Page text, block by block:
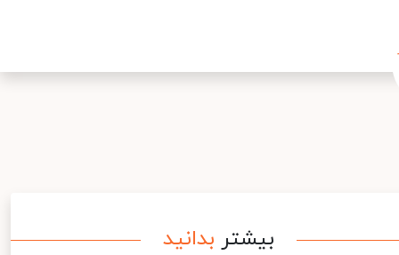
بیشتر بدانید